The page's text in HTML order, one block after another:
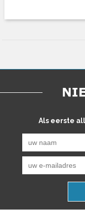
Als eerste